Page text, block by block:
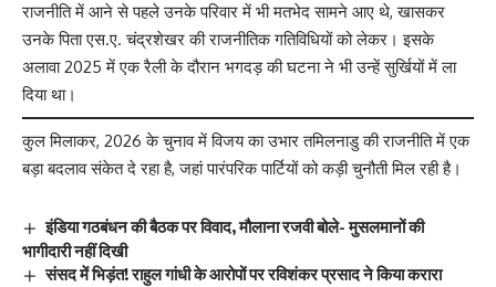
राजनीति में आने से पहले उनके परिवार में भी मतभेद सामने आए थे, खासकर
उनके पिता एस.ए. चंद्रशेखर की राजनीतिक गतिविधियों को लेकर। इसके
अलावा 2025 में एक रैली के दौरान भगदड़ की घटना ने भी उन्हें सुर्खियों में ला
दिया था।
कुल मिलाकर, 2026 के चुनाव में विजय का उभार तमिलनाडु की राजनीति में एक
बड़ा बदलाव संकेत दे रहा है, जहां पारंपरिक पार्टियों को कड़ी चुनौती मिल रही है।
इंडिया गठबंधन की बैठक पर विवाद, मौलाना रजवी बोले- मुसलमानों की
भागीदारी नहीं दिखी
संसद में भिड़ंत! राहुल गांधी के आरोपों पर रविशंकर प्रसाद ने किया करारा